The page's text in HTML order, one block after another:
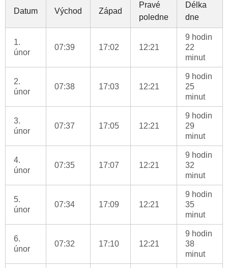
Datum Východ Západ
Pravé
poledne
Délka
dne
1.
únor
07:39 17:02 12:21
9 hodin
22
minut
2.
únor
07:38 17:03 12:21
9 hodin
25
minut
3.
únor
07:37 17:05 12:21
9 hodin
29
minut
4.
únor
07:35 17:07 12:21
9 hodin
32
minut
5.
únor
07:34 17:09 12:21
9 hodin
35
minut
6.
únor
07:32 17:10 12:21
9 hodin
38
minut